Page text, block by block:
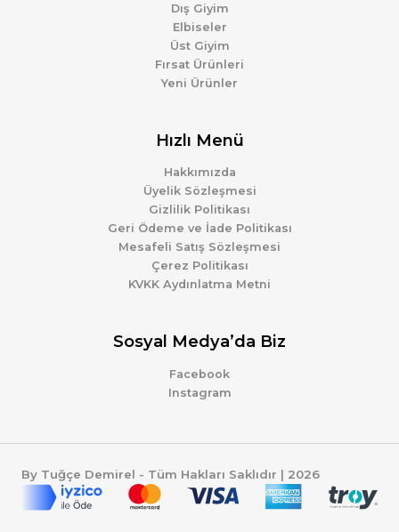
Dış Giyim
Elbiseler
Üst Giyim
Fırsat Ürünleri
Yeni Ürünler
Hızlı Menü
Hakkımızda
Üyelik Sözleşmesi
Gizlilik Politikası
Geri Ödeme ve İade Politikası
Mesafeli Satış Sözleşmesi
Çerez Politikası
KVKK Aydınlatma Metni
Sosyal Medya’da Biz
Facebook
Instagram
By Tuğçe Demirel - Tüm Hakları Saklıdır | 2026